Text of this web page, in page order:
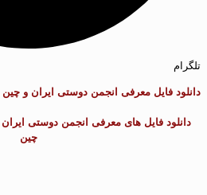
تلگرام
دانلود فایل معرفی انجمن دوستی ایران و چین
دانلود فایل های معرفی انجمن دوستی
چین